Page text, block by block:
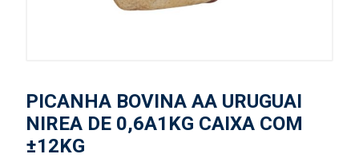
PICANHA BOVINA AA URUGUAI
NIREA DE 0,6A1KG CAIXA COM
±12KG